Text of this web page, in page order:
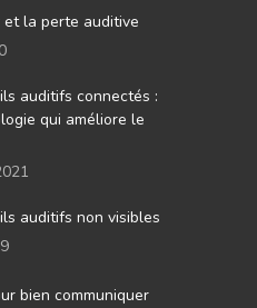
et la perte auditive
auditifs connectés :
qui améliore le
auditifs non visibles
bien communiquer